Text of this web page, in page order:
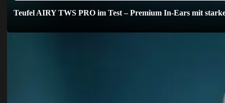
Teufel AIRY TWS PRO im Test – Premium In-Ears mit